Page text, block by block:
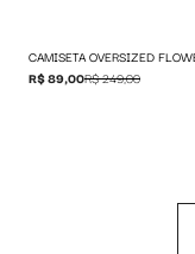
R$ 89,00R$ 249,00